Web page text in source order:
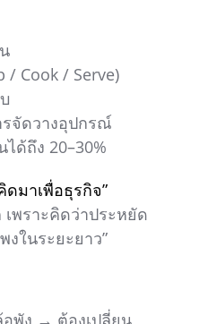
/ Cook / Serve)
รจัดวางอุปกรณ์
ด้ถึง 20–30%
มาเพื่อธุรกิจ”
พราะคิดว่าประหยัด
ในระยะยาว”
พัง → ต้องเปลี่ยน